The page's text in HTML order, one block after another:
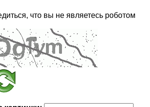
что вы не являетесь роботом